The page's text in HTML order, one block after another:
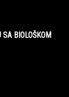
BIOLOŠKOM